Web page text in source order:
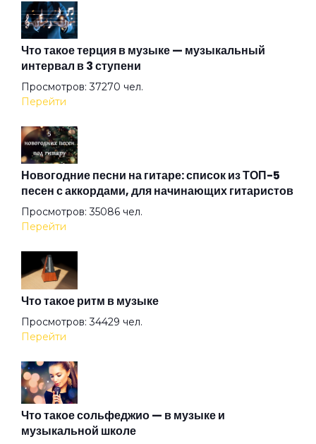
Амазонка
Ангел на свече
Ангел
Арена
Аристократы
Атлантида
Бабочка
Что такое терция в музыке — музыкальный
интервал в 3 ступени
Просмотров: 37270 чел.
Перейти
Новогодние песни на гитаре: список из ТОП-5
песен с аккордами, для начинающих гитаристов
Просмотров: 35086 чел.
Перейти
Что такое ритм в музыке
Просмотров: 34429 чел.
Перейти
Что такое сольфеджио — в музыке и
музыкальной школе